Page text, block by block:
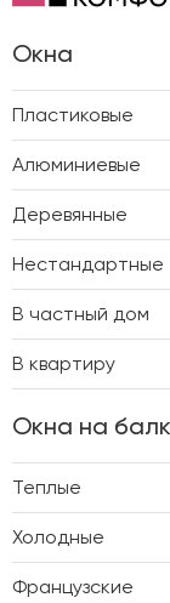
Окна
Пластиковые
Алюминиевые
Деревянные
Нестандартные
В частный дом
В квартиру
Окна на
Теплые
Холодные
Французские